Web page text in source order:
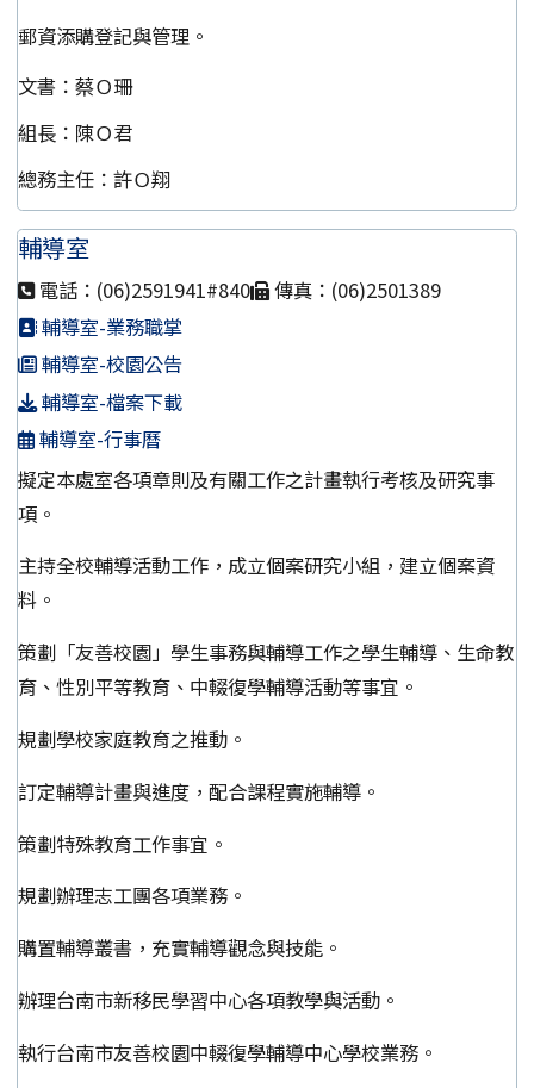
郵資添購登記與管理。
文書：蔡Ｏ珊
組長：陳Ｏ君
總務主任：許Ｏ翔
輔導室
電話：(06)2591941#840
傳真：(06)2501389
輔導室-業務職掌
輔導室-校園公告
輔導室-檔案下載
輔導室-行事曆
擬定本處室各項章則及有關工作之計畫執行考核及研究事
項。
主持全校輔導活動工作，成立個案研究小組，建立個案資
料。
策劃「友善校園」學生事務與輔導工作之學生輔導、生命教
育、性別平等教育、中輟復學輔導活動等事宜。
規劃學校家庭教育之推動。
訂定輔導計畫與進度，配合課程實施輔導。
策劃特殊教育工作事宜。
規劃辦理志工團各項業務。
購置輔導叢書，充實輔導觀念與技能。
辦理台南市新移民學習中心各項教學與活動。
執行台南市友善校園中輟復學輔導中心學校業務。